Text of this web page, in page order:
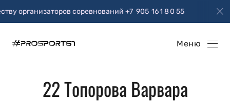
+7 905 16 1 8 0 55 Приглашаю к
Меню
22 Топорова Варвара